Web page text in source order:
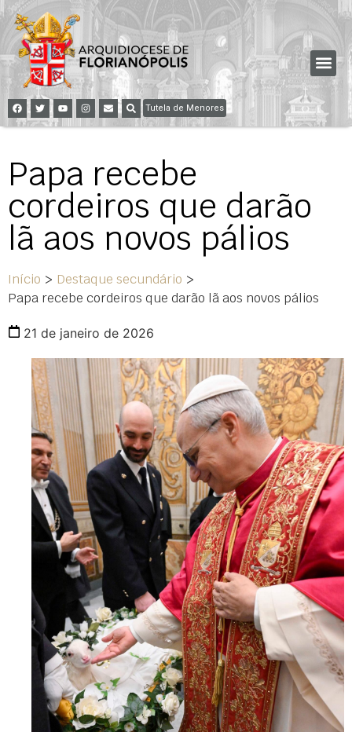
Tutela de Menores
Papa recebe
cordeiros que darão
lã aos novos pálios
Início > Destaque secundário >
Papa recebe cordeiros que darão lã aos novos pálios
21 de janeiro de 2026